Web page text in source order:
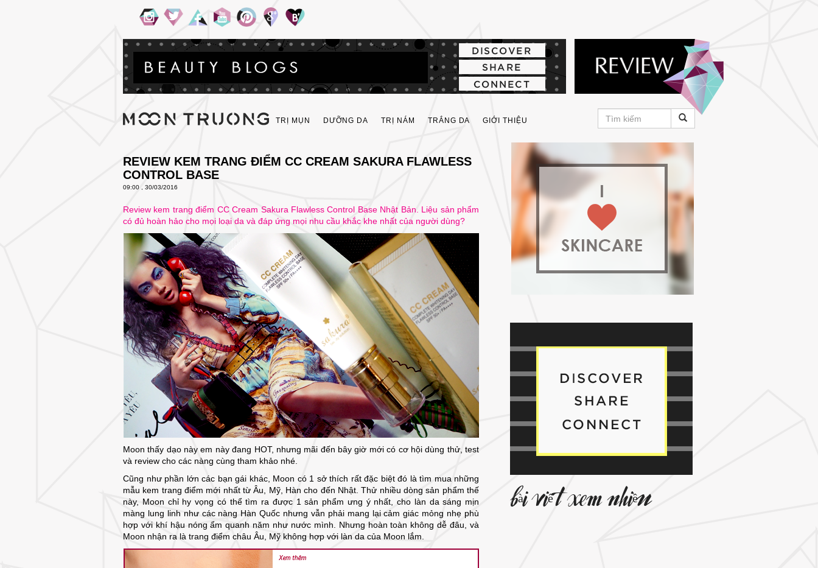
TRỊ MỤN DƯỠNG DA TRỊ NÁM TRẮNG DA GIỚI THIỆU
REVIEW KEM TRANG ĐIỂM CC CREAM SAKURA FLAWLESS
CONTROL BASE
09:00 , 30/03/2016
Review kem trang điểm CC Cream Sakura Flawless Control Base Nhật Bản. Liệu sản phẩm
có đủ hoàn hảo cho mọi loại da và đáp ứng mọi nhu cầu khắc khe nhất của người dùng?
Moon thấy dạo này em này đang HOT, nhưng mãi đến bây giờ mới có cơ hội dùng thử, test
và review cho các nàng cùng tham khảo nhé.
Cũng như phần lớn các bạn gái khác, Moon có 1 sở thích rất đặc biệt đó là tìm mua những
mẫu kem trang điểm mới nhất từ Âu, Mỹ, Hàn cho đến Nhật. Thử nhiều dòng sản phẩm thế
này, Moon chỉ hy vọng có thể tìm ra được 1 sản phẩm ưng ý nhất, cho làn da sáng mịn
màng lung linh như các nàng Hàn Quốc nhưng vẫn phải mang lại cảm giác mỏng nhẹ phù
hợp với khí hậu nóng ẩm quanh năm như nước mình. Nhưng hoàn toàn không dễ đâu, và
Moon nhận ra là trang điểm châu Âu, Mỹ không hợp với làn da của Moon lắm.
bài viết xem nhiều